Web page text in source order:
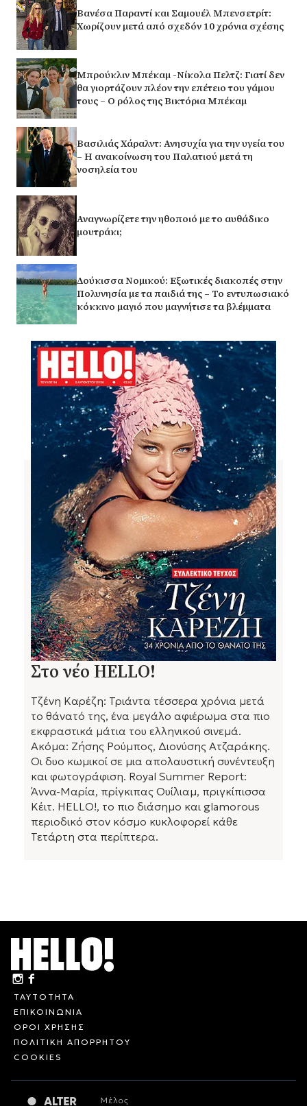
Βανέσα Παραντί και Σαμουέλ Μπενσετρίτ:
Χωρίζουν μετά από σχεδόν 10 χρόνια σχέσης
Μπρούκλιν Μπέκαμ -Νίκολα Πελτζ: Γιατί δεν
θα γιορτάζουν πλέον την επέτειο του γάμου
τους – Ο ρόλος της Βικτόρια Μπέκαμ
Βασιλιάς Χάραλντ: Ανησυχία για την υγεία του
– Η ανακοίνωση του Παλατιού μετά τη
νοσηλεία του
Αναγνωρίζετε την ηθοποιό με το αυθάδικο
μουτράκι;
Δούκισσα Νομικού: Εξωτικές διακοπές στην
Πολυνησία με τα παιδιά της – Το εντυπωσιακό
κόκκινο μαγιό που μαγνήτισε τα βλέμματα
Στο νέο HELLO!
Τζένη Καρέζη: Τριάντα τέσσερα χρόνια μετά
το θάνατό της, ένα μεγάλο αφιέρωμα στα πιο
εκφραστικά μάτια του ελληνικού σινεμά.
Ακόμα: Ζήσης Ρούμπος, Διονύσης Ατζαράκης.
Οι δυο κωμικοί σε μια απολαυστική συνέντευξη
και φωτογράφιση. Royal Summer Report:
Άννα-Μαρία, πρίγκιπας Ουίλιαμ, πριγκίπισσα
Κέιτ. HELLO!, το πιο διάσημο και glamorous
περιοδικό στον κόσμο κυκλοφορεί κάθε
Τετάρτη στα περίπτερα.
ΤΑΥΤΟΤΗΤΑ
ΕΠΙΚΟΙΝΩΝΙΑ
ΟΡΟΙ ΧΡΗΣΗΣ
ΠΟΛΙΤΙΚΗ ΑΠΟΡΡΗΤΟΥ
COOKIES